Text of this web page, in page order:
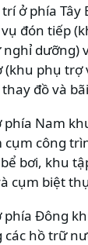
ở phía Tây
đón tiếp
dưỡng)
phụ trợ
đồ và
phía Nam
cụm công
bơi, khu
cụm biệt
phía Đông
các hồ trữ